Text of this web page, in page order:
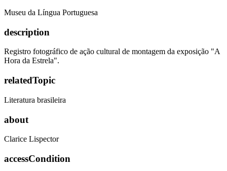
Museu da Língua Portuguesa
description
Registro fotográfico de ação cultural de montagem da exposição "A
Hora da Estrela".
relatedTopic
Literatura brasileira
about
Clarice Lispector
accessCondition